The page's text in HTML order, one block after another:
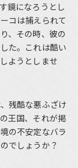
鏡になろうとし
コは捕えられて
、その時、彼の
た。これは酷い
ようとしませ
残酷な悪ふざけ
王国、それが掲
の不安定なバラ
でしょうか？